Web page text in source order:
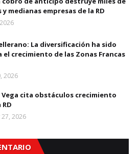
medianas empresas de la RD
La diversificación ha sido
el crecimiento de las Zonas Francas
2026
cita obstáculos crecimiento
2026